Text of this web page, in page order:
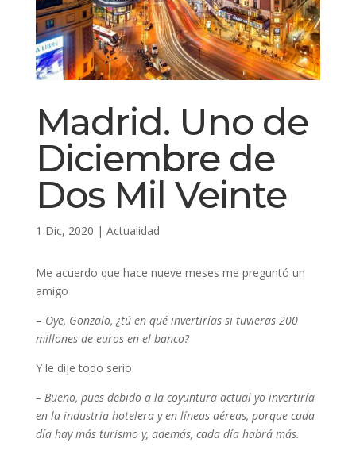
Madrid. Uno de
Diciembre de
Dos Mil Veinte
1 Dic, 2020 | Actualidad
Me acuerdo que hace nueve meses me preguntó un
amigo
– Oye, Gonzalo, ¿tú en qué invertirías si tuvieras 200
millones de euros en el banco?
Y le dije todo serio
– Bueno, pues debido a la coyuntura actual yo invertiría
en la industria hotelera y en líneas aéreas, porque cada
día hay más turismo y, además, cada día habrá más.